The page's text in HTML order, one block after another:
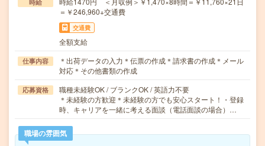
時給
＝￥246,960+交通費
交通費
全額支給
仕事内容
＊出荷データの入力＊伝票の作成＊請求書の作成＊メール
対応＊その他書類の作成
応募資格
職種未経験OK / ブランクOK / 英語力不要
＊未経験の方歓迎＊未経験の方でも安心スタート！・登録
時、キャリアを一緒に考える面談（電話面談の場合）…
職場の雰囲気